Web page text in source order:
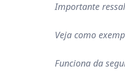
Importante
Veja como
Funciona da